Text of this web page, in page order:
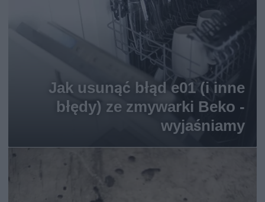
Jak usunąć błąd e01 (i inne
błędy) ze zmywarki Beko -
wyjaśniamy